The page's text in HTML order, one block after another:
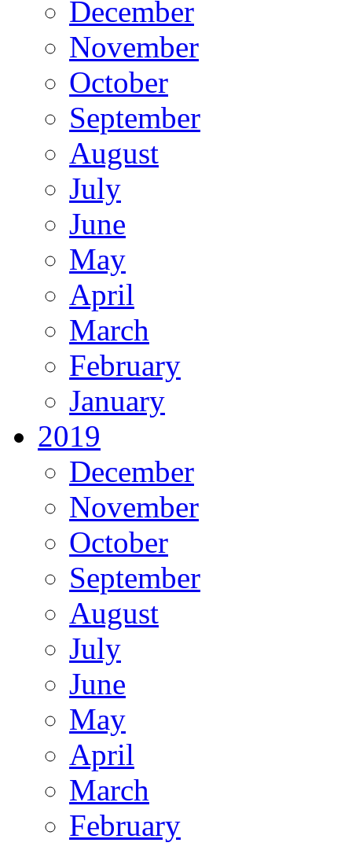
December
November
October
September
August
July
June
May
April
March
February
January
2019
December
November
October
September
August
July
June
May
April
March
February